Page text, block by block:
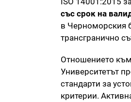
със срок на
в Черноморския
трансгранично
Отношението
Университетът
стандарти за
критерии.